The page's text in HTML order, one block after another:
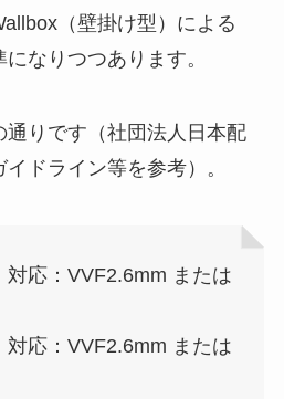
（壁掛け型）による
なりつつあります。
通りです（社団法人日本配
ドライン等を参考）。
対応：VVF2.6mm または
対応：VVF2.6mm または